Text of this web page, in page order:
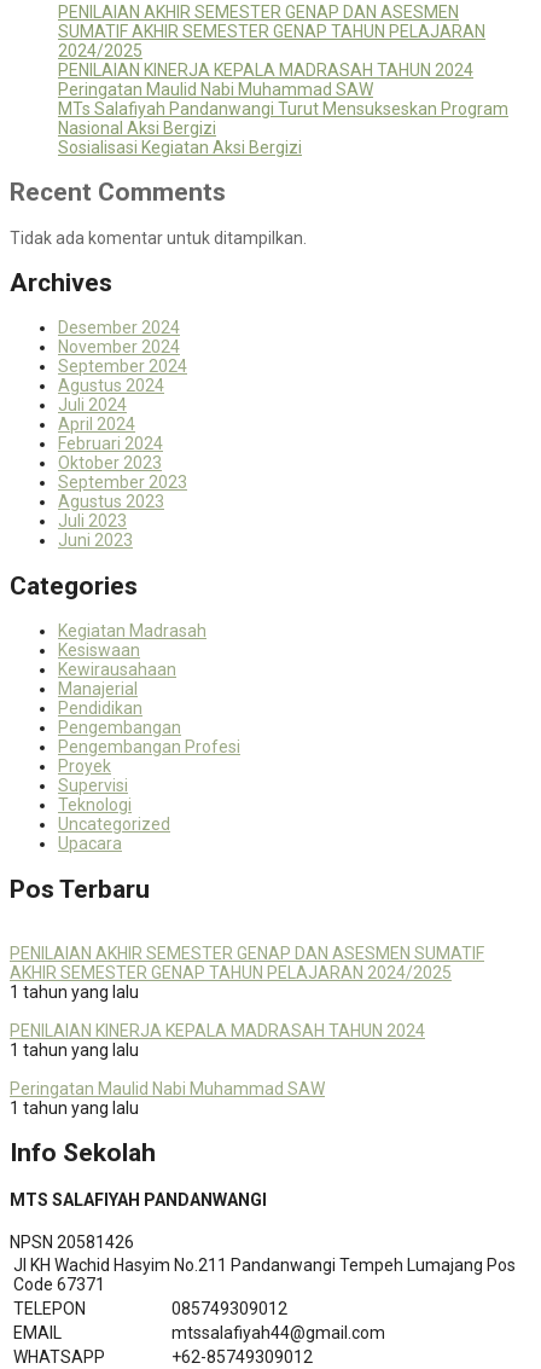
PENILAIAN AKHIR SEMESTER GENAP DAN ASESMEN
SUMATIF AKHIR SEMESTER GENAP TAHUN PELAJARAN
2024/2025
PENILAIAN KINERJA KEPALA MADRASAH TAHUN 2024
Peringatan Maulid Nabi Muhammad SAW
MTs Salafiyah Pandanwangi Turut Mensukseskan Program
Nasional Aksi Bergizi
Sosialisasi Kegiatan Aksi Bergizi
Recent Comments
Tidak ada komentar untuk ditampilkan.
Archives
Desember 2024
November 2024
September 2024
Agustus 2024
Juli 2024
April 2024
Februari 2024
Oktober 2023
September 2023
Agustus 2023
Juli 2023
Juni 2023
Categories
Kegiatan Madrasah
Kesiswaan
Kewirausahaan
Manajerial
Pendidikan
Pengembangan
Pengembangan Profesi
Proyek
Supervisi
Teknologi
Uncategorized
Upacara
Pos Terbaru
PENILAIAN AKHIR SEMESTER GENAP DAN ASESMEN SUMATIF
AKHIR SEMESTER GENAP TAHUN PELAJARAN 2024/2025
1 tahun yang lalu
PENILAIAN KINERJA KEPALA MADRASAH TAHUN 2024
1 tahun yang lalu
Peringatan Maulid Nabi Muhammad SAW
1 tahun yang lalu
Info Sekolah
MTS SALAFIYAH PANDANWANGI
NPSN 20581426
Jl KH Wachid Hasyim No.211 Pandanwangi Tempeh Lumajang Pos
Code 67371
TELEPON
085749309012
EMAIL
mtssalafiyah44@gmail.com
WHATSAPP
+62-85749309012